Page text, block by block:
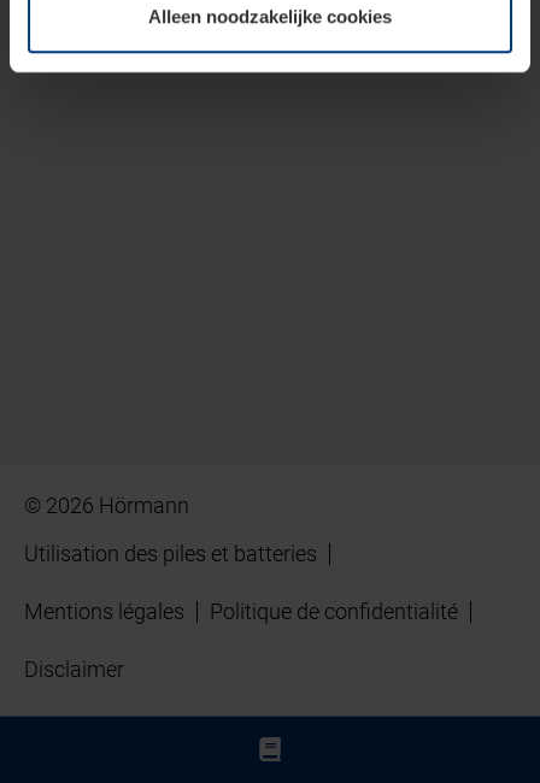
wijzigen of herroepen.Alleen noodzakelijke cookies
© 2026 Hörmann
Utilisation des piles et batteries
Mentions légales Politique de confidentialité
Disclaimer